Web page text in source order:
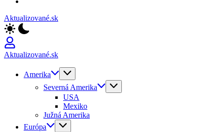
Aktualizované.sk
Aktualizované.sk
Amerika
Severná Amerika
USA
Mexiko
Južná Amerika
Európa